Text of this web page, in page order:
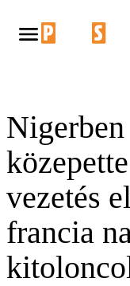
Nigerben
vezetés
francia